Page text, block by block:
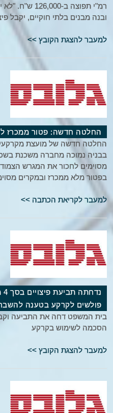
רמ"י תפוצה ב-
ובנה מבנים בלתי חוקיים, יקבל
למעבר להצגת הקובץ >>
החלטה חדשה: פטור ממכרז
החלטה חדשה של מועצת
בבניה נמוכה מחברה משכנת
מסוימים לחכור את המגרש
בפטור מלא ממכרז ובמקרים
למעבר לקריאת הכתבה >>
פולשים לקרקע בטענה
בית המשפט דחה את התביעה
הסכמה לשימוש בקרקע
למעבר להצגת הקובץ >>